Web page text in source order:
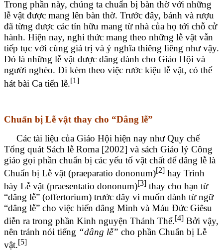
Trong phần này, chúng ta chuẩn bị bàn thờ với những
lễ vật được mang lên bàn thờ. Trước đây, bánh và rượu
đã từng được các tín hữu mang từ nhà của họ tới chỗ cử
hành. Hiện nay, nghi thức mang theo những lễ vật vẫn
tiếp tục với cùng giá trị và ý nghĩa thiêng liêng như vậy.
Đó là những lễ vật được dâng dành cho Giáo Hội và
người nghèo. Đi kèm theo việc rước kiệu lễ vật, có thể
hát bài Ca tiến lễ.[1]
Chuẩn bị Lễ vật thay cho “Dâng lễ”
Các tài liệu của Giáo Hội hiện nay như Quy chế
Tổng quát Sách lễ Roma [2002] và sách Giáo lý Công
giáo gọi phần chuẩn bị các yếu tố vật chất để dâng lễ là
Chuẩn bị Lễ vật (praeparatio dononum)[2] hay Trình
bày Lễ vật (praesentatio dononum)[3] thay cho hạn từ
“dâng lễ” (offertorium) trước đây vì muốn dành từ ngữ
“dâng lễ” cho việc hiến dâng Mình và Máu Đức Giêsu
diễn ra trong phần Kinh nguyện Thánh Thể.[4] Bởi vậy,
nên tránh nói tiếng “dâng lễ” cho phần Chuẩn bị Lễ
vật.[5]